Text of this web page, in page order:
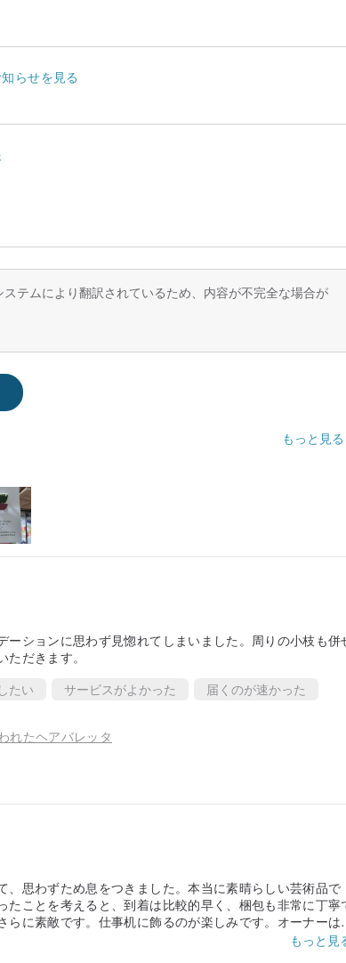
らせを見る
テムにより翻訳されているため、内容が不完全な場合が
もっと見る
ーションに思わず見惚れてしまいました。周りの小枝も併
だきます。
たい サービスがよかった 届くのが速かった
れたヘアバレッタ
、思わずため息をつきました。本当に素晴らしい芸術品で
たことを考えると、到着は比較的早く、梱包も非常に丁寧
らに素敵です。仕事机に飾るのが楽しみです。オーナーは
信してくれました。本当にありがとうございました。:) ぜ
もっと見